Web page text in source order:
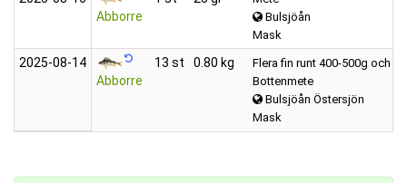
Abborre
Bulsjöån
Mask
2025‑08‑14
Abborre
13 st 0.80 kg
Flera fin runt 400-500g och
Bottenmete
Bulsjöån Östersjön
Mask